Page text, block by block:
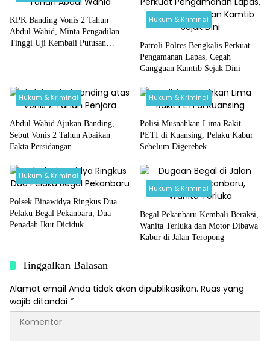
KPK Banding Vonis 2 Tahun
Abdul Wahid, Minta Pengadilan
Tinggi Uji Kembali Putusan
Hukum & Kriminal
Patroli Polres Bengkalis Perkuat
Pengamanan Lapas, Cegah
Gangguan Kamtib Sejak Dini
Hukum & Kriminal
Abdul Wahid Ajukan Banding,
Sebut Vonis 2 Tahun Abaikan
Fakta Persidangan
Hukum & Kriminal
Polisi Musnahkan Lima Rakit
PETI di Kuansing, Pelaku Kabur
Sebelum Digerebek
Hukum & Kriminal
Polsek Binawidya Ringkus Dua
Pelaku Begal Pekanbaru, Dua
Penadah Ikut Diciduk
Hukum & Kriminal
Begal Pekanbaru Kembali Beraksi,
Wanita Terluka dan Motor Dibawa
Kabur di Jalan Teropong
Tinggalkan Balasan
Alamat email Anda tidak akan dipublikasikan. Ruas yang
wajib ditandai *